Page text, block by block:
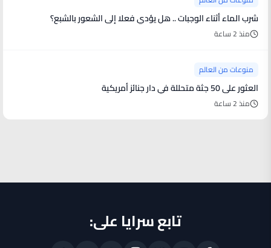
شرب الماء أثناء الوجبات .. هل يؤدي فعلا إلى الشعور بالشبع؟
منذ 2 ساعة
منوعات من العالم
العثور على 50 جثة متحللة في دار جنائز أمريكية
منذ 2 ساعة
تابع سرايا على: